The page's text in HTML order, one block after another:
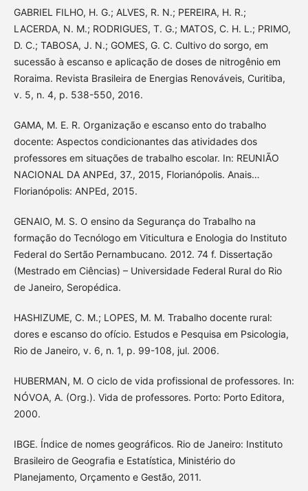
GABRIEL FILHO, H. G.; ALVES, R. N.; PEREIRA, H. R.;
LACERDA, N. M.; RODRIGUES, T. G.; MATOS, C. H. L.; PRIMO,
D. C.; TABOSA, J. N.; GOMES, G. C. Cultivo do sorgo, em
sucessão à escanso e aplicação de doses de nitrogênio em
Roraima. Revista Brasileira de Energias Renováveis, Curitiba,
v. 5, n. 4, p. 538-550, 2016.
GAMA, M. E. R. Organização e escanso ento do trabalho
docente: Aspectos condicionantes das atividades dos
professores em situações de trabalho escolar. In: REUNIÃO
NACIONAL DA ANPEd, 37., 2015, Florianópolis. Anais…
Florianópolis: ANPEd, 2015.
GENAIO, M. S. O ensino da Segurança do Trabalho na
formação do Tecnólogo em Viticultura e Enologia do Instituto
Federal do Sertão Pernambucano. 2012. 74 f. Dissertação
(Mestrado em Ciências) – Universidade Federal Rural do Rio
de Janeiro, Seropédica.
HASHIZUME, C. M.; LOPES, M. M. Trabalho docente rural:
dores e escanso do ofício. Estudos e Pesquisa em Psicologia,
Rio de Janeiro, v. 6, n. 1, p. 99-108, jul. 2006.
HUBERMAN, M. O ciclo de vida profissional de professores. In:
NÓVOA, A. (Org.). Vida de professores. Porto: Porto Editora,
2000.
IBGE. Índice de nomes geográficos. Rio de Janeiro: Instituto
Brasileiro de Geografia e Estatística, Ministério do
Planejamento, Orçamento e Gestão, 2011.